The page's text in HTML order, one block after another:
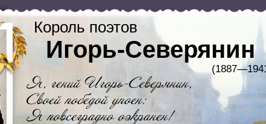
Король поэтов
Игорь-Северянин